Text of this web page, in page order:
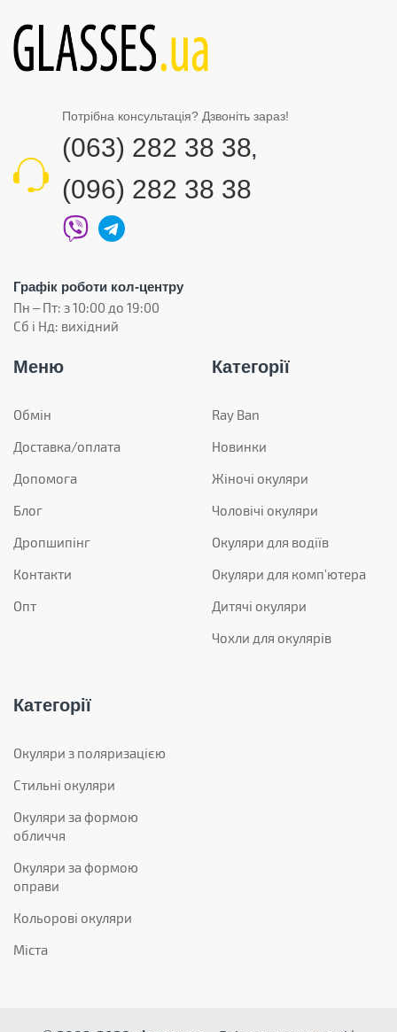
Потрібна консультація? Дзвоніть зараз!
(063) 282 38 38,
(096) 282 38 38
Графік роботи кол-центру
Пн – Пт: з 10:00 до 19:00
Сб і Нд: вихідний
Меню
Обмін
Доставка/оплата
Допомога
Блог
Дропшипінг
Контакти
Опт
Категорії
Ray Ban
Новинки
Жіночі окуляри
Чоловічі окуляри
Окуляри для водіїв
Окуляри для комп'ютера
Дитячі окуляри
Чохли для окулярів
Категорії
Окуляри з поляризацією
Стильні окуляри
Окуляри за формою
обличчя
Окуляри за формою
оправи
Кольорові окуляри
Міста